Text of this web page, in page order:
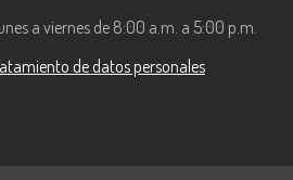
a viernes de 8:00 a.m. a 5:00 p.m.
de datos personales